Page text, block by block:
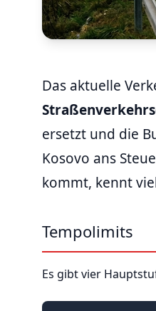
Das aktuelle
ersetzt und die
Kosovo ans
kommt, kennt
Tempolimits
Es gibt vier